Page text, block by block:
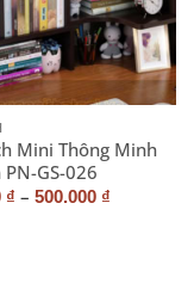
Mini Thông Minh
GS-026
₫ – 500.000 ₫